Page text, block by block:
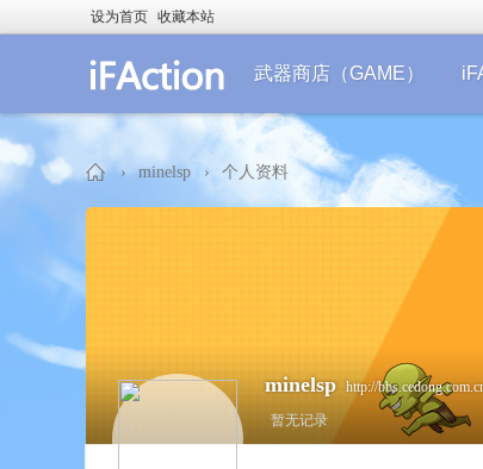
设为首页 收藏本站
武器商店（GAME）
› minelsp › 个人资料
minelsp http://
暂无记录